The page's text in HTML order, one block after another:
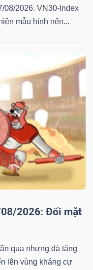
08/2026. VN30-Index
mẫu hình nến...
2026: Đối mặt
qua nhưng đà tăng
lên vùng kháng cự